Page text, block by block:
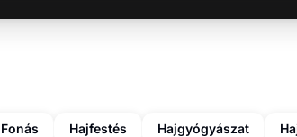
Fonás Hajfestés Hajgyógyászat